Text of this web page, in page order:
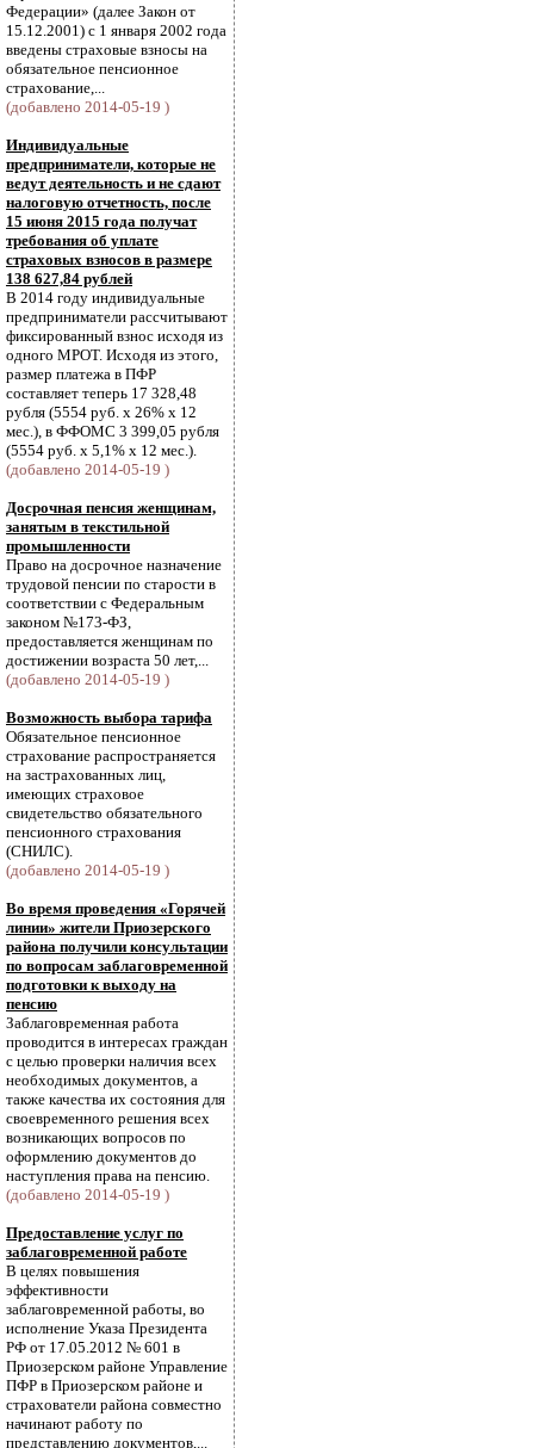
Федерации» (далее Закон от
15.12.2001) с 1 января 2002 года
введены страховые взносы на
обязательное пенсионное
страхование,...
(добавлено 2014-05-19 )
Индивидуальные
предприниматели, которые не
ведут деятельность и не сдают
налоговую отчетность, после
15 июня 2015 года получат
требования об уплате
страховых взносов в размере
138 627,84 рублей
В 2014 году индивидуальные
предприниматели рассчитывают
фиксированный взнос исходя из
одного МРОТ. Исходя из этого,
размер платежа в ПФР
составляет теперь 17 328,48
рубля (5554 руб. х 26% х 12
мес.), в ФФОМС 3 399,05 рубля
(5554 руб. х 5,1% х 12 мес.).
(добавлено 2014-05-19 )
Досрочная пенсия женщинам,
занятым в текстильной
промышленности
Право на досрочное назначение
трудовой пенсии по старости в
соответствии с Федеральным
законом №173-ФЗ,
предоставляется женщинам по
достижении возраста 50 лет,...
(добавлено 2014-05-19 )
Возможность выбора тарифа
Обязательное пенсионное
страхование распространяется
на застрахованных лиц,
имеющих страховое
свидетельство обязательного
пенсионного страхования
(СНИЛС).
(добавлено 2014-05-19 )
Во время проведения «Горячей
линии» жители Приозерского
района получили консультации
по вопросам заблаговременной
подготовки к выходу на
пенсию
Заблаговременная работа
проводится в интересах граждан
с целью проверки наличия всех
необходимых документов, а
также качества их состояния для
своевременного решения всех
возникающих вопросов по
оформлению документов до
наступления права на пенсию.
(добавлено 2014-05-19 )
Предоставление услуг по
заблаговременной работе
В целях повышения
эффективности
заблаговременной работы, во
исполнение Указа Президента
РФ от 17.05.2012 № 601 в
Приозерском районе Управление
ПФР в Приозерском районе и
страхователи района совместно
начинают работу по
представлению документов,...